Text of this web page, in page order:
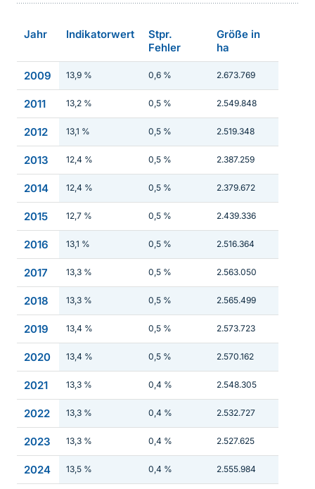
Jahr Indikatorwert
Stpr.
Fehler
Größe in
ha
2009 13,9 % 0,6 % 2.673.769
2011 13,2 % 0,5 % 2.549.848
2012 13,1 % 0,5 % 2.519.348
2013 12,4 % 0,5 % 2.387.259
2014 12,4 % 0,5 % 2.379.672
2015 12,7 % 0,5 % 2.439.336
2016 13,1 % 0,5 % 2.516.364
2017 13,3 % 0,5 % 2.563.050
2018 13,3 % 0,5 % 2.565.499
2019 13,4 % 0,5 % 2.573.723
2020 13,4 % 0,5 % 2.570.162
2021 13,3 % 0,4 % 2.548.305
2022 13,3 % 0,4 % 2.532.727
2023 13,3 % 0,4 % 2.527.625
2024 13,5 % 0,4 % 2.555.984